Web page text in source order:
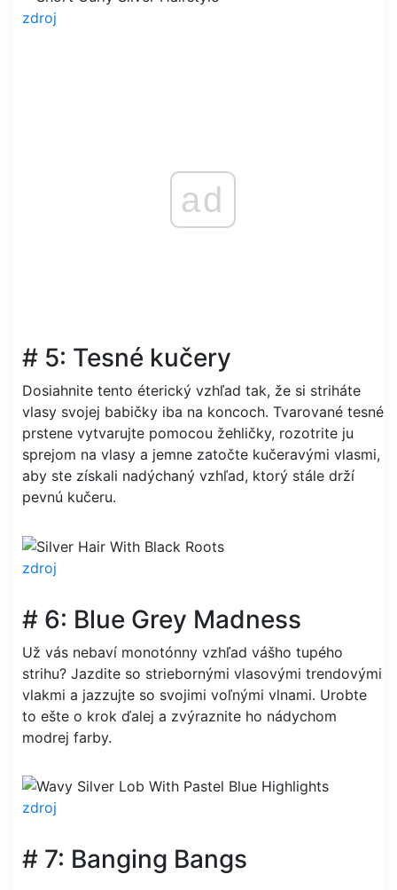
zdroj
ad
# 5: Tesné kučery
Dosiahnite tento éterický vzhľad tak, že si striháte
vlasy svojej babičky iba na koncoch. Tvarované tesné
prstene vytvarujte pomocou žehličky, rozotrite ju
sprejom na vlasy a jemne zatočte kučeravými vlasmi,
aby ste získali nadýchaný vzhľad, ktorý stále drží
pevnú kučeru.
zdroj
# 6: Blue Grey Madness
Už vás nebaví monotónny vzhľad vášho tupého
strihu? Jazdite so striebornými vlasovými trendovými
vlakmi a jazzujte so svojimi voľnými vlnami. Urobte
to ešte o krok ďalej a zvýraznite ho nádychom
modrej farby.
zdroj
# 7: Banging Bangs